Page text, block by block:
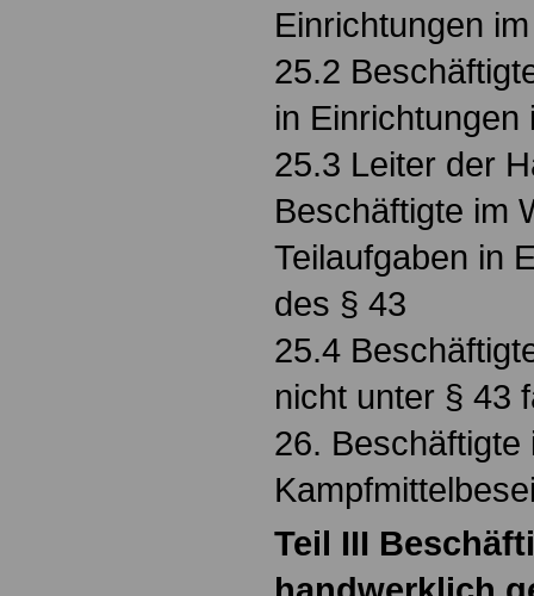
Einrichtungen
25.2
in Einrichtungen
25.3 Leiter der
Beschäftigte im
Teilaufgaben in
des § 43
25.4
nicht unter § 43
26. Beschäftigte
Teil III